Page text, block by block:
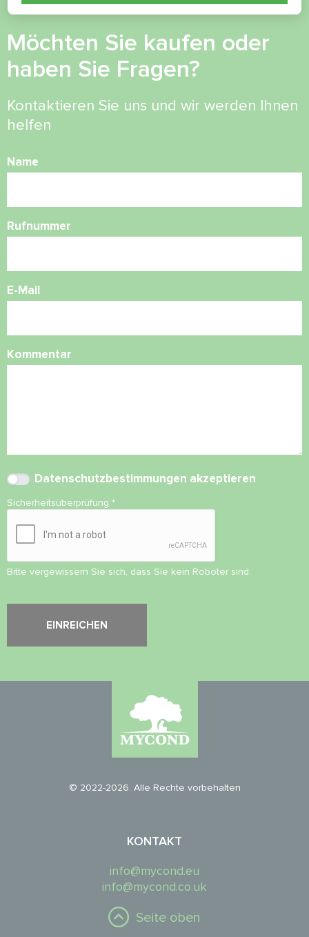
Möchten Sie kaufen oder
haben Sie Fragen?
Kontaktieren Sie uns und wir werden Ihnen
helfen
Name
Rufnummer
E-Mail
Kommentar
Datenschutzbestimmungen akzeptieren
Sicherheitsüberprüfung *
Bitte vergewissern Sie sich, dass Sie kein Roboter sind.
© 2022-2026. Alle Rechte vorbehalten
KONTAKT
info@mycond.eu
info@mycond.co.uk
Seite oben